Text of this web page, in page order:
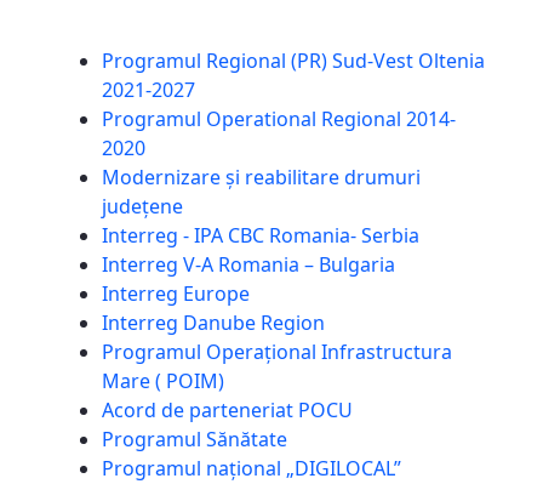
Programul Regional (PR) Sud-Vest Oltenia
2021-2027
Programul Operational Regional 2014-
2020
Modernizare și reabilitare drumuri
județene
Interreg - IPA CBC Romania- Serbia
Interreg V-A Romania – Bulgaria
Interreg Europe
Interreg Danube Region
Programul Operațional Infrastructura
Mare ( POIM)
Acord de parteneriat POCU
Programul Sănătate
Programul național „DIGILOCAL”